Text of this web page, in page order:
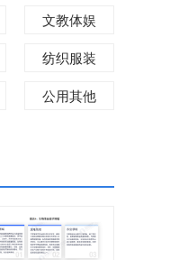
文教体娱
纺织服装
公用其他